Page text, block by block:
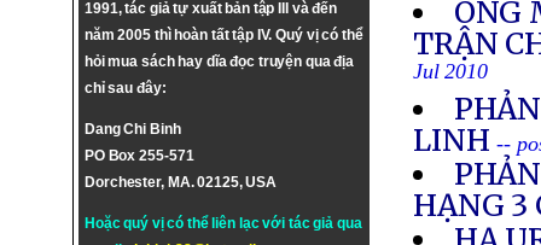
1991, tác giả tự xuất bản tập III và đến
năm 2005 thì hoàn tất tập IV. Quý vị có thể
hỏi mua sách hay dĩa đọc truyện qua địa
chỉ sau đây:
Dang Chi Binh
PO Box 255-571
Dorchester, MA. 02125, USA
Hoặc quý vị có thể liên lạc với tác giả qua
ÔNG
TRẬN
Jul 2010
LINH --
HẠNG 3